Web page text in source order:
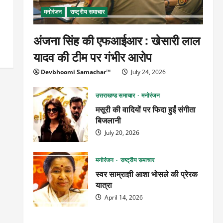
मनोरंजन राष्ट्रीय समाचार
अंजना सिंह की एफआईआर : खेसारी लाल
यादव की टीम पर गंभीर आरोप
Devbhoomi Samachar™ July 24, 2026
उत्तराखण्ड समाचार मनोरंजन
मसूरी की वादियों पर फिदा हुईं संगीता
बिजलानी
July 20, 2026
मनोरंजन राष्ट्रीय समाचार
स्वर साम्राज्ञी आशा भोसले की प्रेरक
यात्रा
April 14, 2026